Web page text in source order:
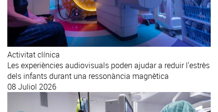
Activitat clínica
Les experiències audiovisuals poden ajudar a reduir l'estrès
dels infants durant una ressonància magnètica
08 Juliol 2026